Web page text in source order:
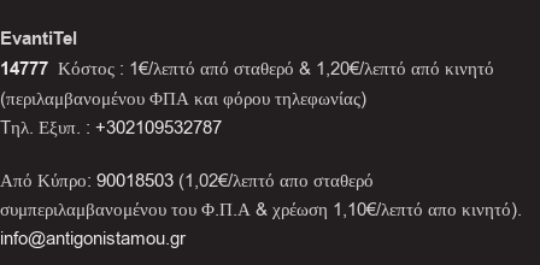
EvantiTel
14777 Κόστος : 1€/λεπτό από σταθερό & 1,20€/λεπτό από κινητό
(περιλαμβανομένου ΦΠΑ και φόρου τηλεφωνίας)
Tηλ. Εξυπ. : +302109532787
Από Κύπρο: 90018503 (1,02€/λεπτό απο σταθερό
συμπεριλαμβανομένου του Φ.Π.Α & χρέωση 1,10€/λεπτό απο κινητό).
info@antigonistamou.gr